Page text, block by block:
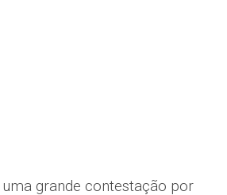
grande contes­tação por